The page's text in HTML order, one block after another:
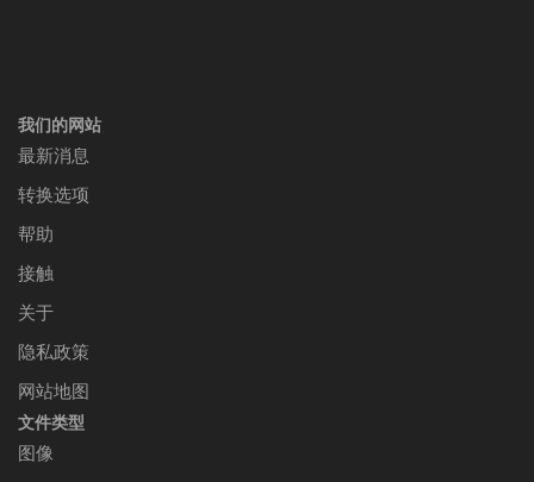
我们的网站
最新消息
转换选项
帮助
接触
关于
隐私政策
网站地图
文件类型
图像